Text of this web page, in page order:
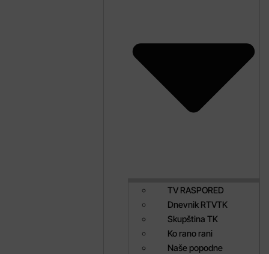
TV RASPORED
Dnevnik RTVTK
Skupština TK
Ko rano rani
Naše popodne